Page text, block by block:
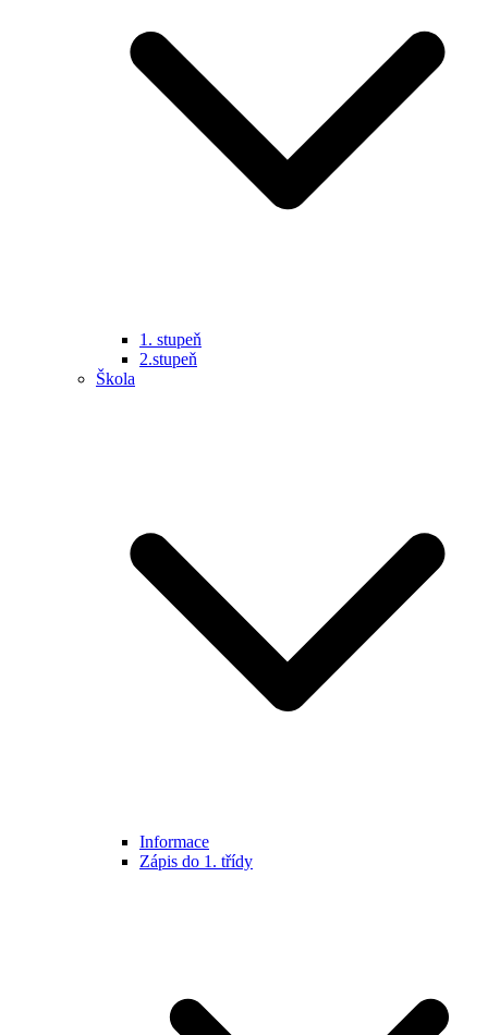
1. stupeň
2.stupeň
Škola
Informace
Zápis do 1. třídy